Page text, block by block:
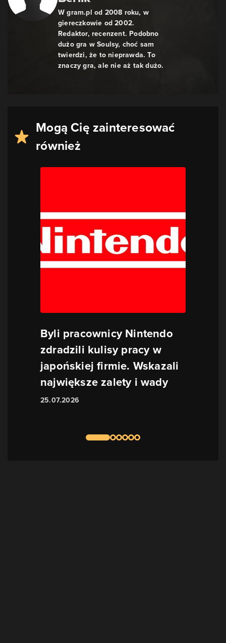
W gram.pl od 2008 roku, w
giereczkowie od 2002.
Redaktor, recenzent. Podobno
dużo gra w Soulsy, choć sam
twierdzi, że to nieprawda. To
znaczy gra, ale nie aż tak dużo.
Mogą Cię zainteresować
również
Byli pracownicy Nintendo
zdradzili kulisy pracy w
japońskiej firmie. Wskazali
największe zalety i wady
25.07.2026